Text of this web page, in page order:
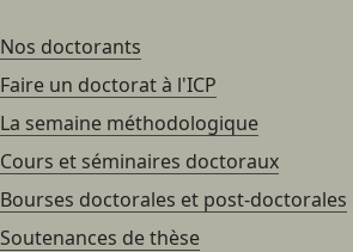
Nos doctorants
Faire un doctorat à l'ICP
La semaine méthodologique
Cours et séminaires doctoraux
Bourses doctorales et post-doctorales
Soutenances de thèse